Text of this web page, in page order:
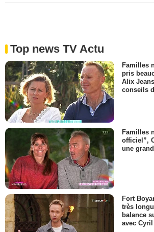
Top news TV Actu
Familles
pris
Alix
conseils
Familles
officiel”,
une
Fort
très
balance
avec Cyril